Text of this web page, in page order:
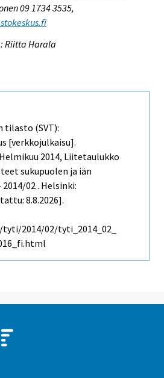
09 1734 3535,
Riitta Harala
tilasto (SVT):
[verkkojulkaisu].
Helmikuu 2014, Liitetaulukko
sukupuolen ja iän
02 . Helsinki:
8.8.2026].
2014/02/tyti_2014_02_